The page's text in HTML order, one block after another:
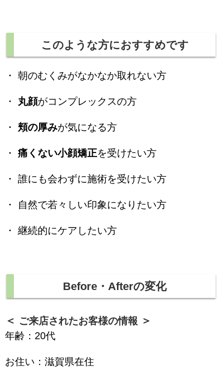
このような方におすすめです
・ 朝のむくみがなかなか取れない方
・ 丸顔がコンプレックスの方
・ 頬の厚みが気になる方
・ 痛くない小顔矯正を受けたい方
・ 誰にも会わずに施術を受けたい方
・ 自然で若々しい印象になりたい方
・ 継続的にケアしたい方
Before・Afterの変化
ご来店されたお客様の情報
年齢：20代
お住い：滋賀県在住